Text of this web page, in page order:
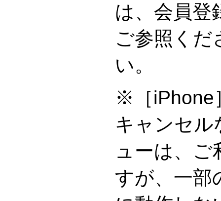
は、会員登
ご参照くだ
※［iPhone
キャンセル
ューは、ご
すが、一部